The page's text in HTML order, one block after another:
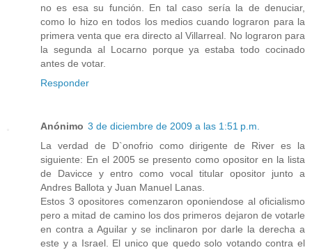
no es esa su función. En tal caso sería la de denuciar,
como lo hizo en todos los medios cuando lograron para la
primera venta que era directo al Villarreal. No lograron para
la segunda al Locarno porque ya estaba todo cocinado
antes de votar.
Responder
Anónimo 3 de diciembre de 2009 a las 1:51 p.m.
La verdad de D`onofrio como dirigente de River es la
siguiente: En el 2005 se presento como opositor en la lista
de Davicce y entro como vocal titular opositor junto a
Andres Ballota y Juan Manuel Lanas.
Estos 3 opositores comenzaron oponiendose al oficialismo
pero a mitad de camino los dos primeros dejaron de votarle
en contra a Aguilar y se inclinaron por darle la derecha a
este y a Israel. El unico que quedo solo votando contra el